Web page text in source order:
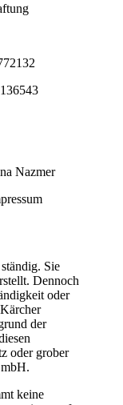
Nazmer
Sie
Dennoch
oder
der
oder grober
keine